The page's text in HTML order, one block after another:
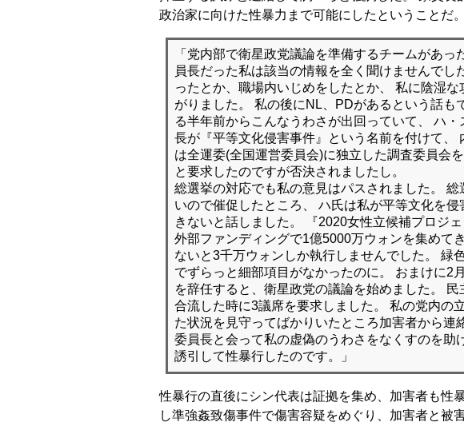
政治家に向けた性暴力まで可能にしたということだ。
「党内部で衛星政党議論を準備するチームがあっ
員長だった私は該当の情報を全く聞けませんでし
ったとか、職場内いじめをしたとか、 私に陰湿
がりました。 私の後にNL、PDがあるという話も
る半年前からこんなうわさが出回っていて、 ハ
長が『平等文化侵害事件』という名前を付けて、
は全運委(全国運営委員会)に独立した調査委員会
と要求したのですが否決されましたし。
総選挙の対応でも私の意見はパスされました。
いので催促したところ、 ハ氏は私が平等文化を
きないと話しました。 『2020女性立候補プロジェ
外部ファンディングで1億5000万ウォンを集めて
ないと3千万ウォンしか執行しませんでした。 緑
でずらっと細部項目がなかったのに。 おまけに2
を辞任すると、衛星政党の議論を始めました。
合流した時に3議席を要求しました。 私の党内の
た状況を見守ってばかりいたところ加害者から連
委員長と会って私の虚偽のうわさをなくすのを助
誘引して性暴行したのです。」
性暴行の直後にシン代表は証拠を集め、加害者も性
し準強姦致傷事件で傷害容疑をめぐり、加害者と被